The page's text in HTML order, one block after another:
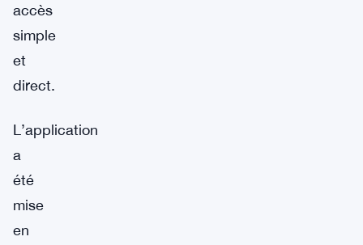
accès
simple
et
direct.
L’application
a
été
mise
en